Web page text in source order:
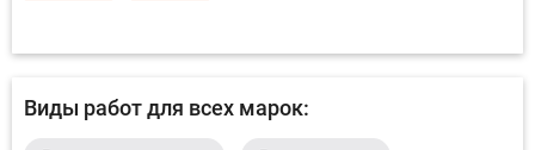
Виды работ для всех марок: